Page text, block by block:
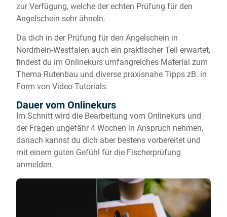
zur Verfügung, welche der echten Prüfung für den
Angelschein sehr ähneln.
Da dich in der Prüfung für den Angelschein in
Nordrhein-Westfalen auch ein praktischer Teil erwartet,
findest du im Onlinekurs umfangreiches Material zum
Thema Rutenbau und diverse praxisnahe Tipps zB. in
Form von Video-Tutorials.
Dauer vom Onlinekurs
Im Schnitt wird die Bearbeitung vom Onlinekurs und
der Fragen ungefähr 4 Wochen in Anspruch nehmen,
danach kannst du dich aber bestens vorbereitet und
mit einem guten Gefühl für die Fischerprüfung
anmelden.